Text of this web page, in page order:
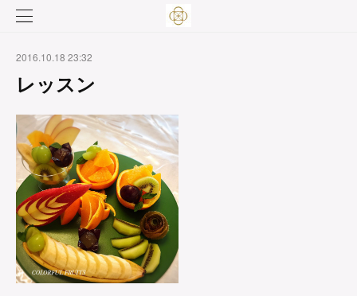
2016.10.18 23:32
レッスン